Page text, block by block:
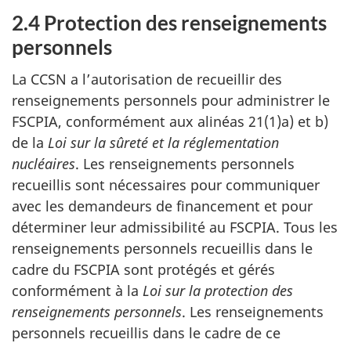
2.4 Protection des renseignements
personnels
La CCSN a l’autorisation de recueillir des
renseignements personnels pour administrer le
FSCPIA, conformément aux alinéas 21(1)a) et b)
de la Loi sur la sûreté et la réglementation
nucléaires. Les renseignements personnels
recueillis sont nécessaires pour communiquer
avec les demandeurs de financement et pour
déterminer leur admissibilité au FSCPIA. Tous les
renseignements personnels recueillis dans le
cadre du FSCPIA sont protégés et gérés
conformément à la Loi sur la protection des
renseignements personnels. Les renseignements
personnels recueillis dans le cadre de ce